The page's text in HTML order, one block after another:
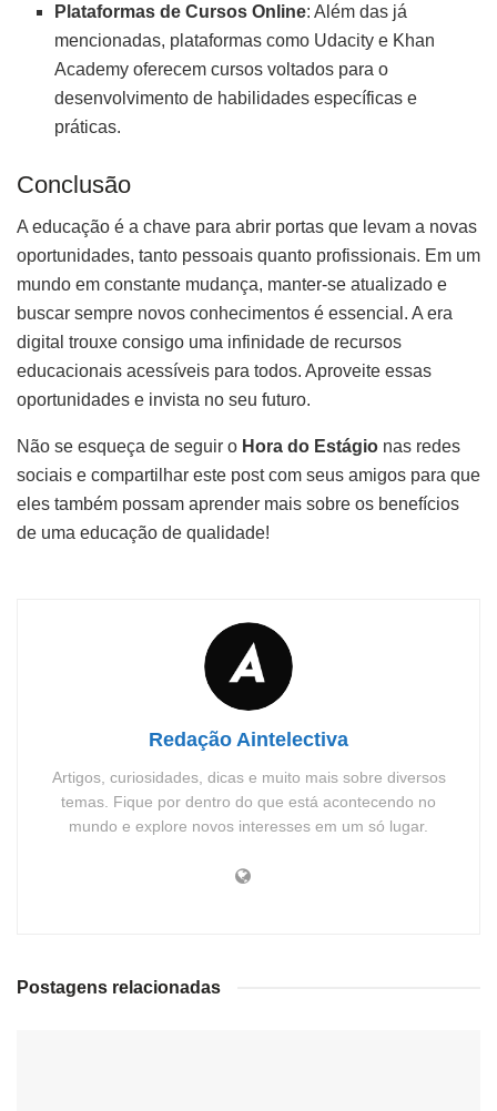
Plataformas de Cursos Online: Além das já
mencionadas, plataformas como Udacity e Khan
Academy oferecem cursos voltados para o
desenvolvimento de habilidades específicas e
práticas.
Conclusão
A educação é a chave para abrir portas que levam a novas
oportunidades, tanto pessoais quanto profissionais. Em um
mundo em constante mudança, manter-se atualizado e
buscar sempre novos conhecimentos é essencial. A era
digital trouxe consigo uma infinidade de recursos
educacionais acessíveis para todos. Aproveite essas
oportunidades e invista no seu futuro.
Não se esqueça de seguir o Hora do Estágio nas redes
sociais e compartilhar este post com seus amigos para que
eles também possam aprender mais sobre os benefícios
de uma educação de qualidade!
Redação Aintelectiva
Artigos, curiosidades, dicas e muito mais sobre diversos
temas. Fique por dentro do que está acontecendo no
mundo e explore novos interesses em um só lugar.
Postagens relacionadas